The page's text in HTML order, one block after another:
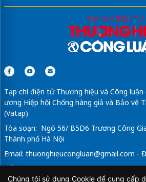
Tạp chí điện tử Thương hiệu và Công luận
ương Hiệp hội Chống hàng giả và Bảo vệ
(Vatap)
Tòa soạn: Ngõ 56/ B5D6 Trương Công
Thành phố Hà Nội
Email: thuonghieucongluan@gmail.com -
Tổng Biên Tập: Vũ Đức Thuận
Chúng tôi sử dụng Cookie để cung cấp